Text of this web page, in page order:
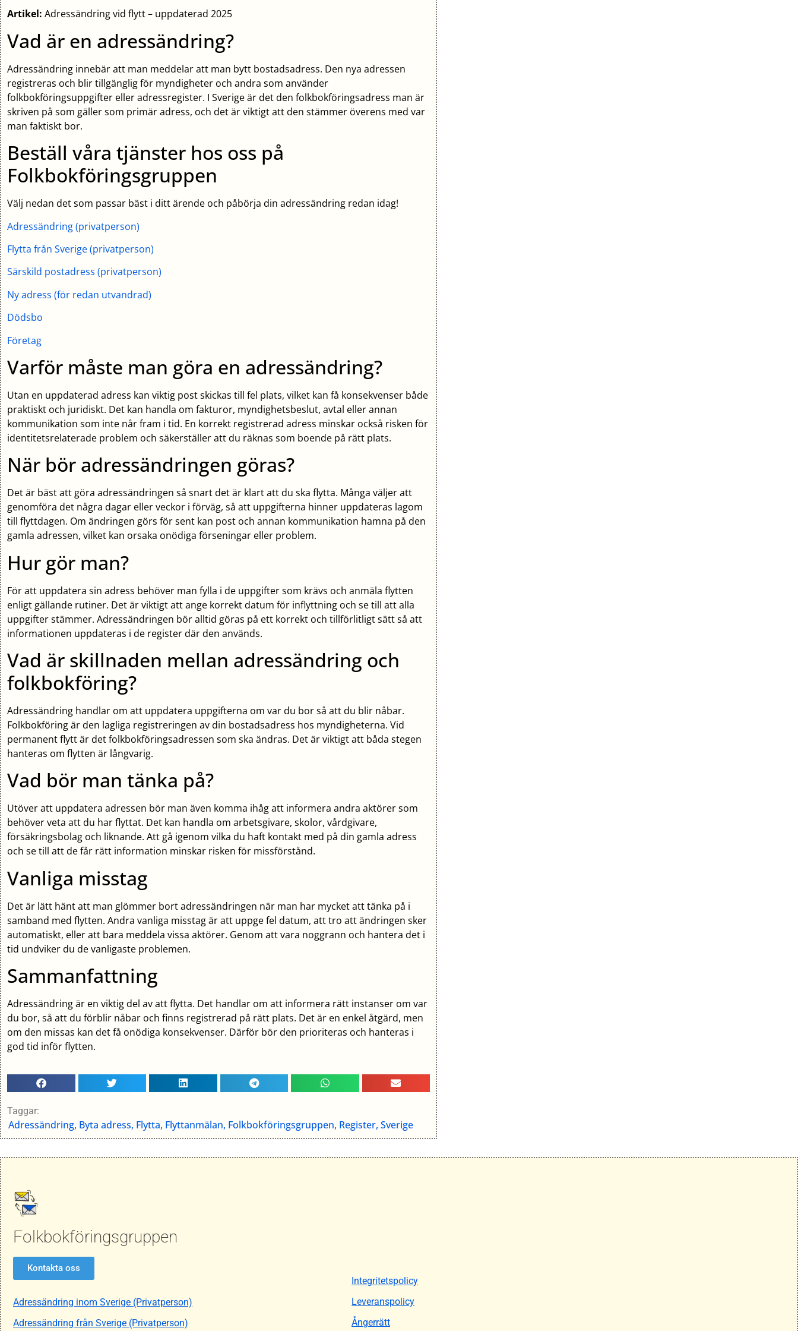
Artikel: Adressändring vid flytt – uppdaterad 2025
Vad är en adressändring?
Adressändring innebär att man meddelar att man bytt bostadsadress. Den nya adressen
registreras och blir tillgänglig för myndigheter och andra som använder
folkbokföringsuppgifter eller adressregister. I Sverige är det den folkbokföringsadress man är
skriven på som gäller som primär adress, och det är viktigt att den stämmer överens med var
man faktiskt bor.
Beställ våra tjänster hos oss på
Folkbokföringsgruppen
Välj nedan det som passar bäst i ditt ärende och påbörja din adressändring redan idag!
Adressändring (privatperson)
Flytta från Sverige (privatperson)
Särskild postadress (privatperson)
Ny adress (för redan utvandrad)
Dödsbo
Företag
Varför måste man göra en adressändring?
Utan en uppdaterad adress kan viktig post skickas till fel plats, vilket kan få konsekvenser både
praktiskt och juridiskt. Det kan handla om fakturor, myndighetsbeslut, avtal eller annan
kommunikation som inte når fram i tid. En korrekt registrerad adress minskar också risken för
identitetsrelaterade problem och säkerställer att du räknas som boende på rätt plats.
När bör adressändringen göras?
Det är bäst att göra adressändringen så snart det är klart att du ska flytta. Många väljer att
genomföra det några dagar eller veckor i förväg, så att uppgifterna hinner uppdateras lagom
till flyttdagen. Om ändringen görs för sent kan post och annan kommunikation hamna på den
gamla adressen, vilket kan orsaka onödiga förseningar eller problem.
Hur gör man?
För att uppdatera sin adress behöver man fylla i de uppgifter som krävs och anmäla flytten
enligt gällande rutiner. Det är viktigt att ange korrekt datum för inflyttning och se till att alla
uppgifter stämmer. Adressändringen bör alltid göras på ett korrekt och tillförlitligt sätt så att
informationen uppdateras i de register där den används.
Vad är skillnaden mellan adressändring och
folkbokföring?
Adressändring handlar om att uppdatera uppgifterna om var du bor så att du blir nåbar.
Folkbokföring är den lagliga registreringen av din bostadsadress hos myndigheterna. Vid
permanent flytt är det folkbokföringsadressen som ska ändras. Det är viktigt att båda stegen
hanteras om flytten är långvarig.
Vad bör man tänka på?
Utöver att uppdatera adressen bör man även komma ihåg att informera andra aktörer som
behöver veta att du har flyttat. Det kan handla om arbetsgivare, skolor, vårdgivare,
försäkringsbolag och liknande. Att gå igenom vilka du haft kontakt med på din gamla adress
och se till att de får rätt information minskar risken för missförstånd.
Vanliga misstag
Det är lätt hänt att man glömmer bort adressändringen när man har mycket att tänka på i
samband med flytten. Andra vanliga misstag är att uppge fel datum, att tro att ändringen sker
automatiskt, eller att bara meddela vissa aktörer. Genom att vara noggrann och hantera det i
tid undviker du de vanligaste problemen.
Sammanfattning
Adressändring är en viktig del av att flytta. Det handlar om att informera rätt instanser om var
du bor, så att du förblir nåbar och finns registrerad på rätt plats. Det är en enkel åtgärd, men
om den missas kan det få onödiga konsekvenser. Därför bör den prioriteras och hanteras i
god tid inför flytten.
Taggar:
Adressändring, Byta adress, Flytta, Flyttanmälan, Folkbokföringsgruppen, Register, Sverige
Folkbokföringsgruppen
Kontakta oss
Adressändring inom Sverige (Privatperson)
Adressändring från Sverige (Privatperson)
Integritetspolicy
Leveranspolicy
Ångerrätt